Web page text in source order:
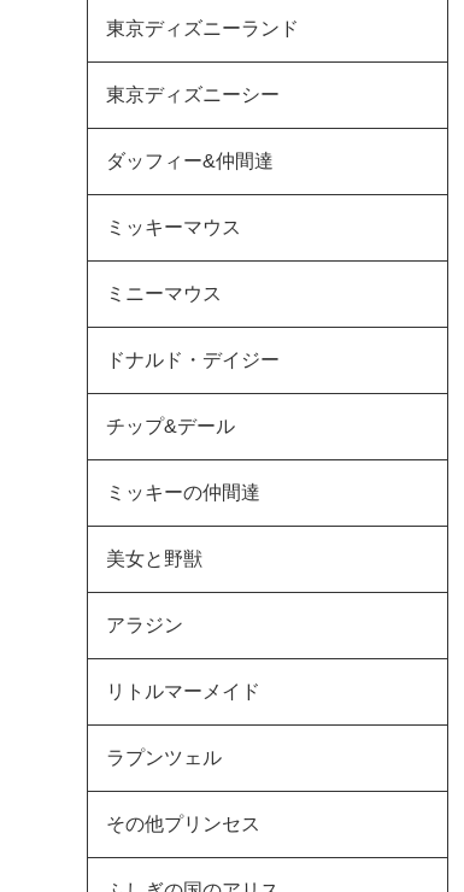
東京ディズニーランド
東京ディズニーシー
ダッフィー&仲間達
ミッキーマウス
ミニーマウス
ドナルド・デイジー
チップ&デール
ミッキーの仲間達
美女と野獣
アラジン
リトルマーメイド
ラプンツェル
その他プリンセス